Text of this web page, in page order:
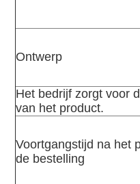
Ontwerp
Het bedrijf zorgt voor
van het product.
Voortgangstijd na het
de bestelling